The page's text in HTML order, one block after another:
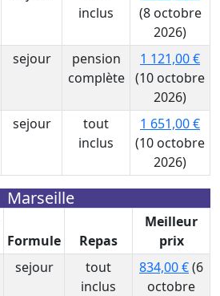
inclus
(8 octobre
2026)
sejour
pension
complète
1 121,00 €
(10 octobre
2026)
sejour
tout
inclus
1 651,00 €
(10 octobre
2026)
Marseille
Formule Repas
Meilleur
prix
sejour
tout
inclus
834,00 €(6
octobre